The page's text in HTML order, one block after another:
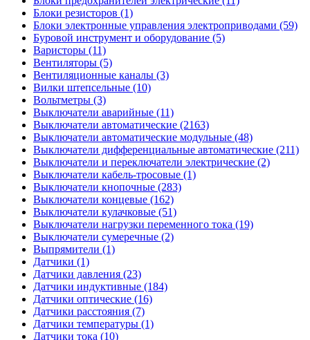
Блоки резисторов (1)
Блоки электронные управления электроприводами (59)
Буровой инструмент и оборудование (5)
Варисторы (11)
Вентиляторы (5)
Вентиляционные каналы (3)
Вилки штепсельные (10)
Вольтметры (3)
Выключатели аварийные (11)
Выключатели автоматические (2163)
Выключатели автоматические модульные (48)
Выключатели дифференциальные автоматические (211)
Выключатели и переключатели электрические (2)
Выключатели кабель-тросовые (1)
Выключатели кнопочные (283)
Выключатели концевые (162)
Выключатели кулачковые (51)
Выключатели нагрузки переменного тока (19)
Выключатели сумеречные (2)
Выпрямители (1)
Датчики (1)
Датчики давления (23)
Датчики индуктивные (184)
Датчики оптические (16)
Датчики расстояния (7)
Датчики температуры (1)
Датчики тока (10)